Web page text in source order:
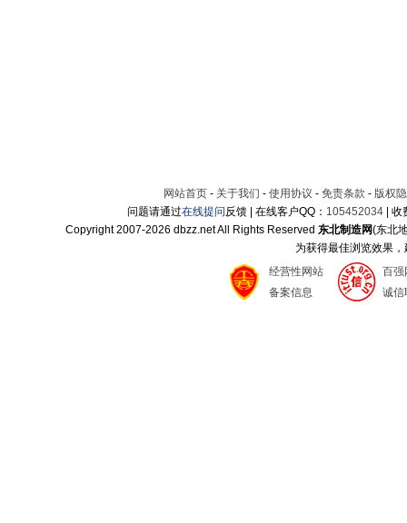
网站首页 - 关于我们 - 使用协议 - 免责条款 - 版权
问题请通过在线提问反馈 | 在线客户QQ： 105452034 |
Copyright 2007-2026 dbzz.net All Rights Reserved东北制造网(东北
为获得最佳浏览效果
经营性网站
备案信息
百强
诚信